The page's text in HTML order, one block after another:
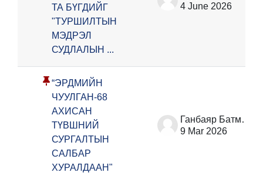
ТА БҮГДИЙГ
"ТУРШИЛТЫН
МЭДРЭЛ
СУДЛАЛЫН ...
4 June 2026
“ЭРДМИЙН
ЧУУЛГАН-68
АХИСАН
ТҮВШНИЙ
СУРГАЛТЫН
САЛБАР
ХУРАЛДААН"
Ганбаяр Батмөнх
9 Mar 2026